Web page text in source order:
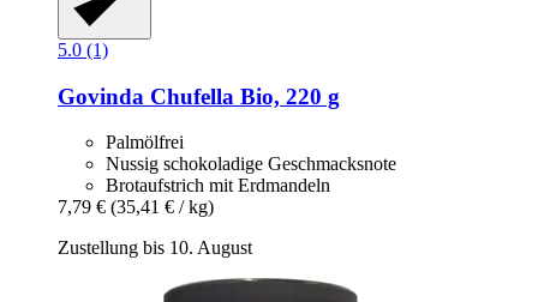
5.0 (1)
Govinda Chufella Bio, 220 g
Palmölfrei
Nussig schokoladige Geschmacksnote
Brotaufstrich mit Erdmandeln
7,79 € (35,41 € / kg)
Zustellung bis 10. August